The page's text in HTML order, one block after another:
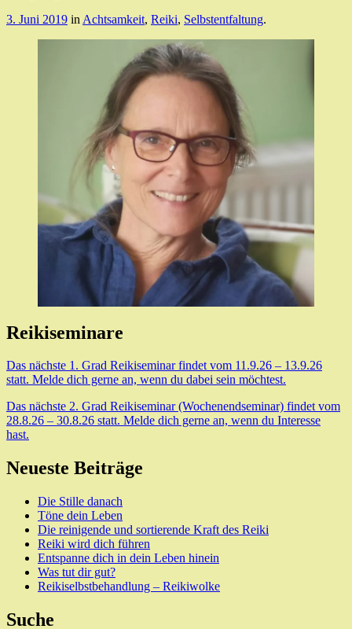
3. Juni 2019 in Achtsamkeit, Reiki, Selbstentfaltung.
Reikiseminare
Das nächste 1. Grad Reikiseminar findet vom 11.9.26 – 13.9.26
statt. Melde dich gerne an, wenn du dabei sein möchtest.
Das nächste 2. Grad Reikiseminar (Wochenendseminar) findet vom
28.8.26 – 30.8.26 statt. Melde dich gerne an, wenn du Interesse
hast.
Neueste Beiträge
Die Stille danach
Töne dein Leben
Die reinigende und sortierende Kraft des Reiki
Reiki wird dich führen
Entspanne dich in dein Leben hinein
Was tut dir gut?
Reikiselbstbehandlung – Reikiwolke
Suche